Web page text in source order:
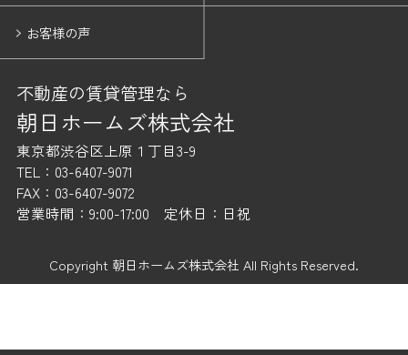
お客様の声
不動産の賃貸管理なら
朝日ホームズ株式会社
東京都渋谷区上原１丁目3-9
TEL：03-6407-9071
FAX：03-6407-9072
営業時間：9:00-17:00 定休日：日祝
Copyright 朝日ホームズ株式会社 All Rights Reserved.